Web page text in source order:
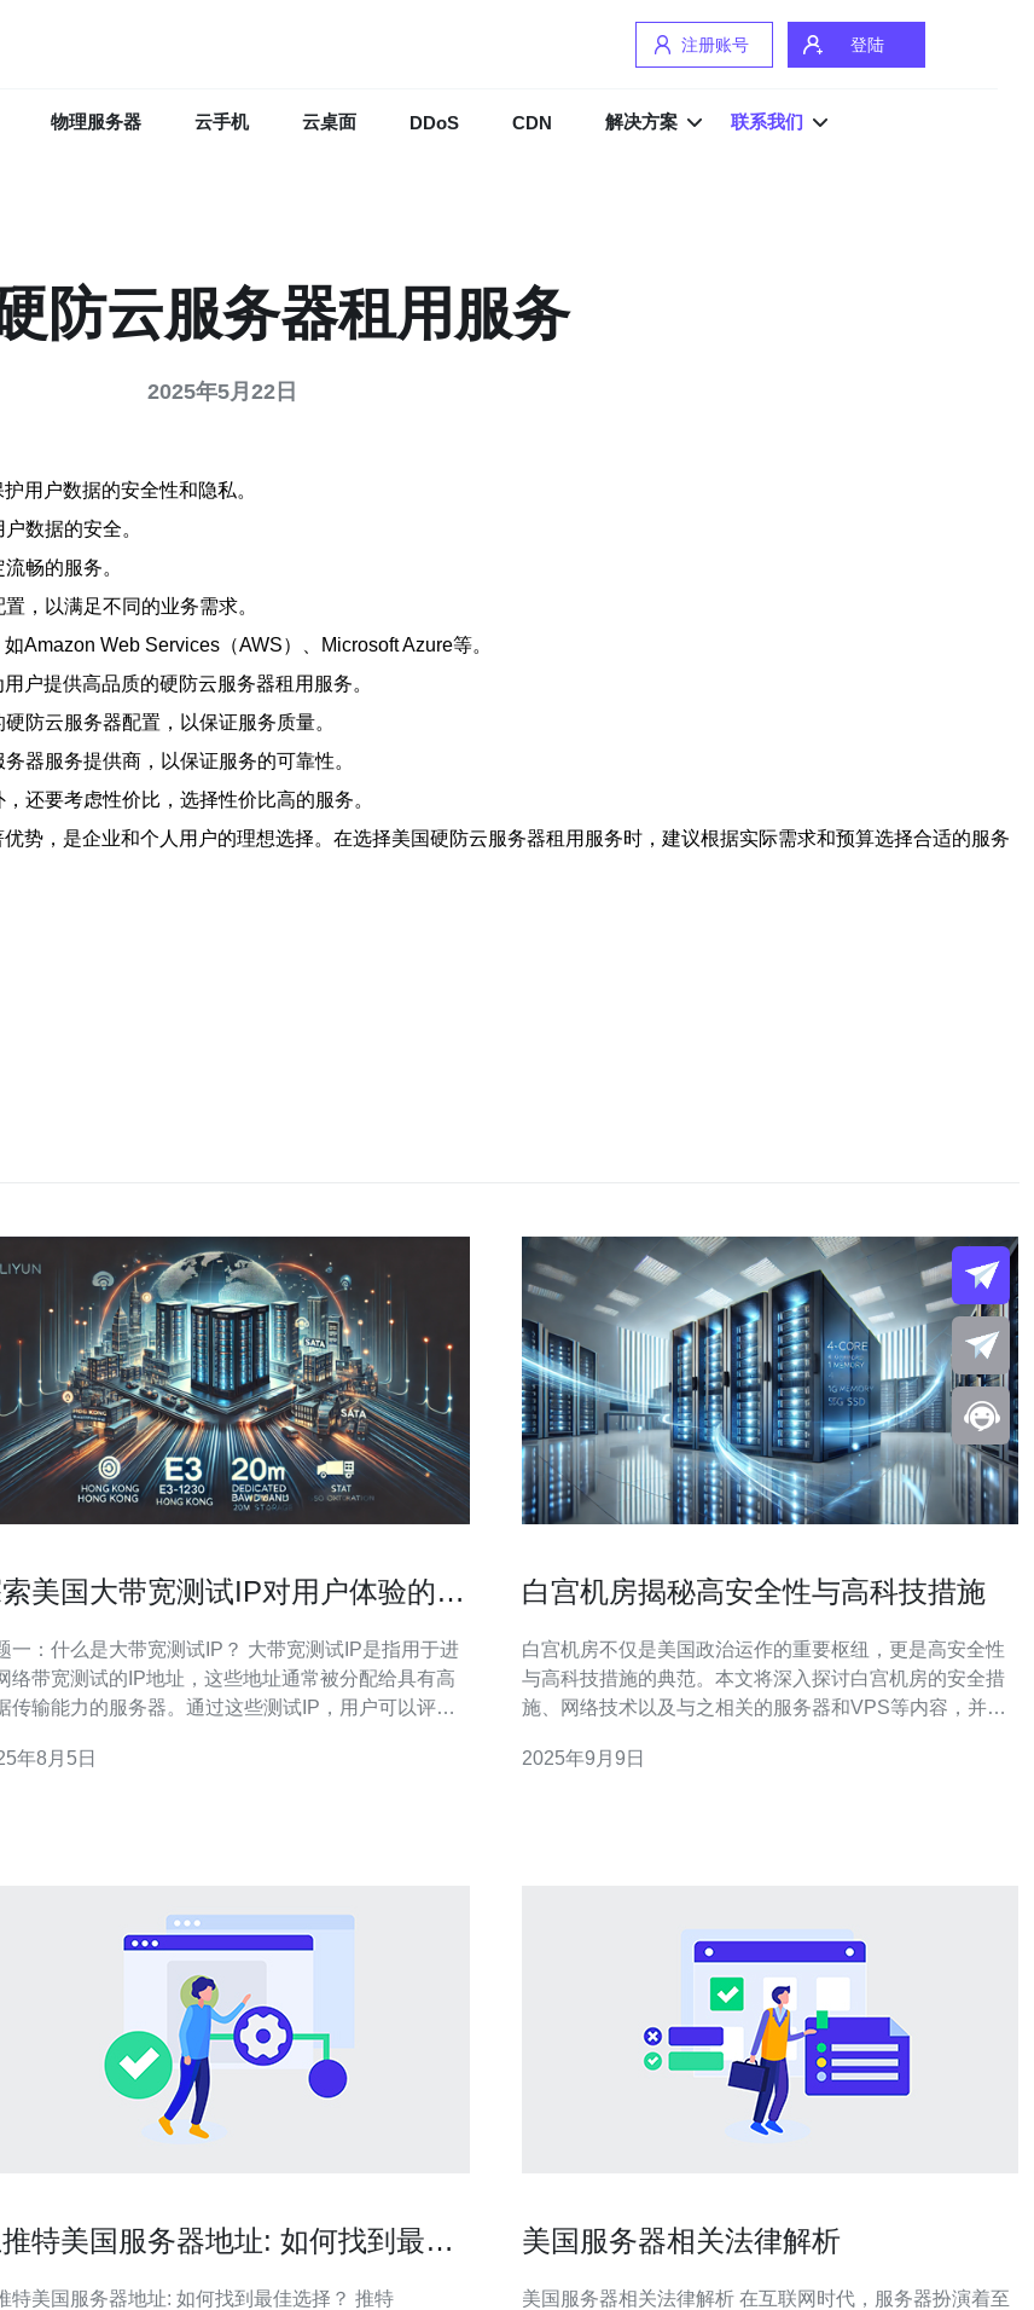
注册账号 登陆
物理服务器 云手机 云桌面 DDoS CDN 解决方案 联系我们
防云服务器租用服务
2025年5月22日
用户数据的安全性和隐私。
数据的安全。
畅的服务。
，以满足不同的业务需求。
Amazon Web Services（AWS）、Microsoft Azure等。
户提供高品质的硬防云服务器租用服务。
防云服务器配置，以保证服务质量。
器服务提供商，以保证服务的可靠性。
还要考虑性价比，选择性价比高的服务。
势，是企业和个人用户的理想选择。在选择美国硬防云服务器租用服务时，建议根据实际需求和预算选择合适的服务
美国大带宽测试IP对用户体验的影
一：什么是大带宽测试IP？ 大带宽测试IP是指用于进
络带宽测试的IP地址，这些地址通常被分配给具有高
传输能力的服务器。通过这些测试IP，用户可以评估
中扮演着重要角色，尤其是在需要大量数据传输的场
年8月5日
白宫机房揭秘高安全性与高科技措施
白宫机房不仅是美国政治运作的重要枢纽，更是高安全性
与高科技措施的典范。本文将深入探讨白宫机房的安全措
施、网络技术以及与之相关的服务器和VPS等内容，并推
体系 白宫机房的安全体系采用多重防护措施，确保信息的
2025年9月9日
推特美国服务器地址: 如何找到最佳
特美国服务器地址: 如何找到最佳选择？ 推特
美国服务器相关法律解析
美国服务器相关法律解析 在互联网时代，服务器扮演着至